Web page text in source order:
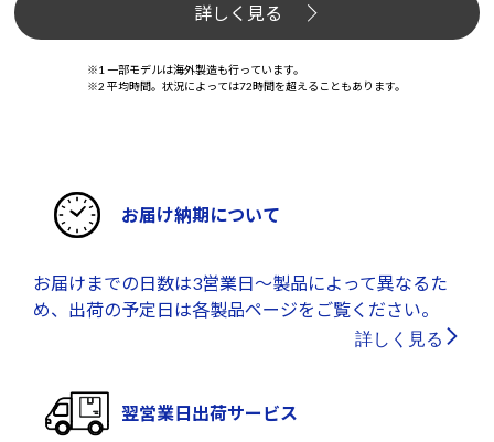
詳しく見る
※1 一部モデルは海外製造も行っています。
※2 平均時間。状況によっては72時間を超えることもあります。
お届け納期について
お届けまでの日数は3営業日～製品によって異なるた
め、出荷の予定日は各製品ページをご覧ください。
詳しく見る
翌営業日出荷サービス